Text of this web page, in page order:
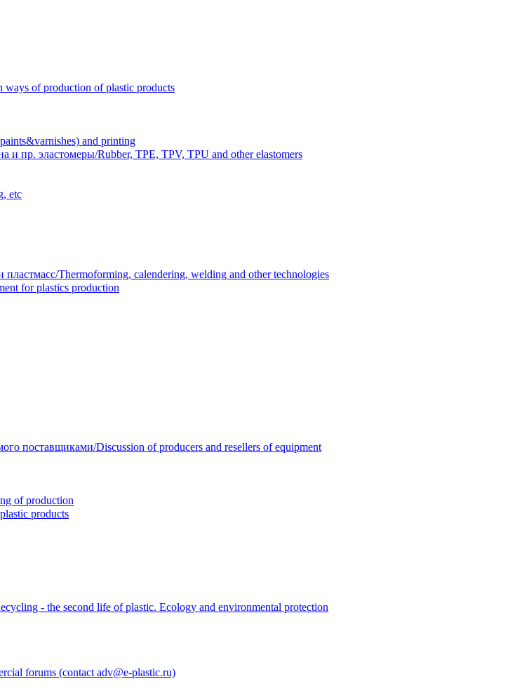
of production of plastic products
and printing
пр. эластомеры/Rubber, TPE, TPV, TPU and other elastomers
etc
Thermoforming, calendering, welding and other technologies
for plastics production
поставщиками/Discussion of producers and resellers of equipment
of production
products
- the second life of plastic. Ecology and environmental protection
forums (contact adv@e-plastic.ru)